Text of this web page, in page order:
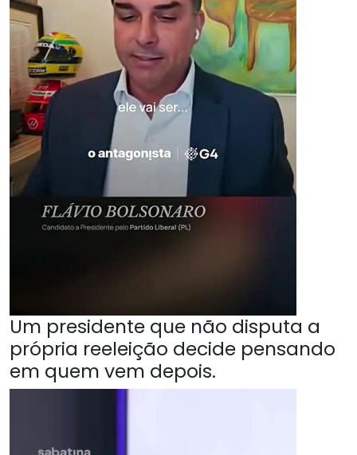
Um presidente que não disputa a
própria reeleição decide pensando
em quem vem depois.